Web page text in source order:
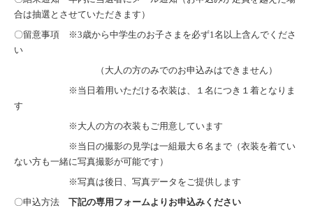
合は抽選とさせていただきます）
〇留意事項 ※3歳から中学生のお子さまを必ず1名以上含んでくださ
い
（大人の方のみでのお申込みはできません）
※当日着用いただける衣装は、１名につき１着となりま
す
※大人の方の衣装もご用意しています
※当日の撮影の見学は一組最大６名まで（衣装を着てい
ない方も一緒に写真撮影が可能です）
※写真は後日、写真データをご提供します
〇申込方法 下記の専用フォームよりお申込みください